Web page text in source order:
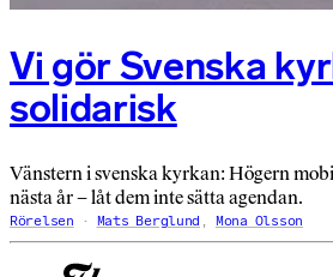
Vi gör Svenska
solidarisk
Vänstern i svenska kyrkan: Högern
nästa år – låt dem inte sätta agendan.
Rörelsen Mats Berglund , Mona Olsson